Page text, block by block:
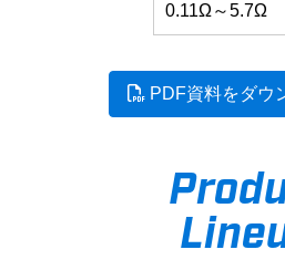
0.11Ω～5.7Ω
PDF資料をダウ